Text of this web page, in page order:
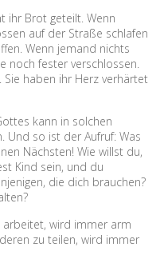
ihr Brot geteilt. Wenn
auf der Straße schlafen
Wenn jemand nichts
noch fester verschlossen.
haben ihr Herz verhärtet
kann in solchen
Und so ist der Aufruf: Was
Nächsten! Wie willst du,
Kind sein, und du
die dich brauchen?
arbeitet, wird immer arm
zu teilen, wird immer